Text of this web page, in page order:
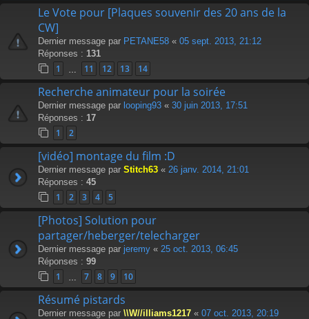
Le Vote pour [Plaques souvenir des 20 ans de la
CW]
Dernier message par PETANE58 « 05 sept. 2013, 21:12
Réponses : 131
1 11 12 13 14
Recherche animateur pour la soirée
Dernier message par looping93 « 30 juin 2013, 17:51
Réponses : 17
1 2
[vidéo] montage du film :D
Dernier message par Stitch63 « 26 janv. 2014, 21:01
Réponses : 45
1 2 3 4 5
[Photos] Solution pour
partager/heberger/telecharger
Dernier message par jeremy « 25 oct. 2013, 06:45
Réponses : 99
1 7 8 9 10
Résumé pistards
Dernier message par \\W//illiams1217 « 07 oct. 2013, 20:19